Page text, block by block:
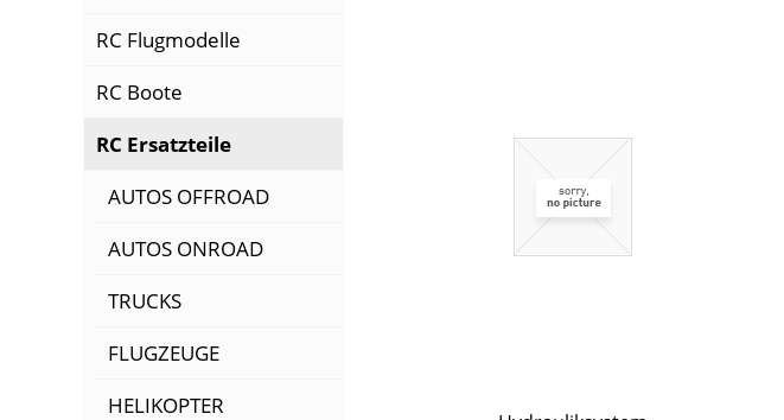
RC Flugmodelle
RC Boote
RC Ersatzteile
AUTOS OFFROAD
AUTOS ONROAD
TRUCKS
FLUGZEUGE
HELIKOPTER